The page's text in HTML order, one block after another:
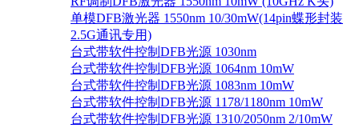
单模DFB激光器 1550nm 10/30mW(14pin蝶形封装
2.5G通讯专用)
台式带软件控制DFB光源 1030nm
台式带软件控制DFB光源 1064nm 10mW
台式带软件控制DFB光源 1083nm 10mW
台式带软件控制DFB光源 1178/1180nm 10mW
台式带软件控制DFB光源 1310/2050nm 2/10mW